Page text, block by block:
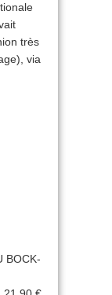
très
via
BOCK-